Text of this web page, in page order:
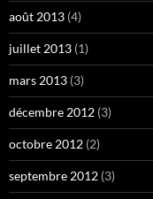
août 2013 (4)
juillet 2013 (1)
mars 2013 (3)
décembre 2012 (3)
octobre 2012 (2)
septembre 2012 (3)